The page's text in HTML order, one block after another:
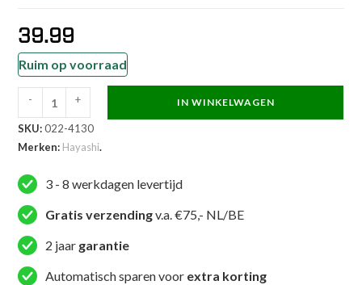
39.99
Ruim op voorraad
Hayashi
Karatepak
-
Kirin
-
Rood
aantal
- + IN WINKELWAGEN
SKU:022-4130
Merken: Hayashi.
3 - 8 werkdagen levertijd
Gratis verzendingv.a. €75,- NL/BE
2 jaar garantie
Automatisch sparen voor extra korting